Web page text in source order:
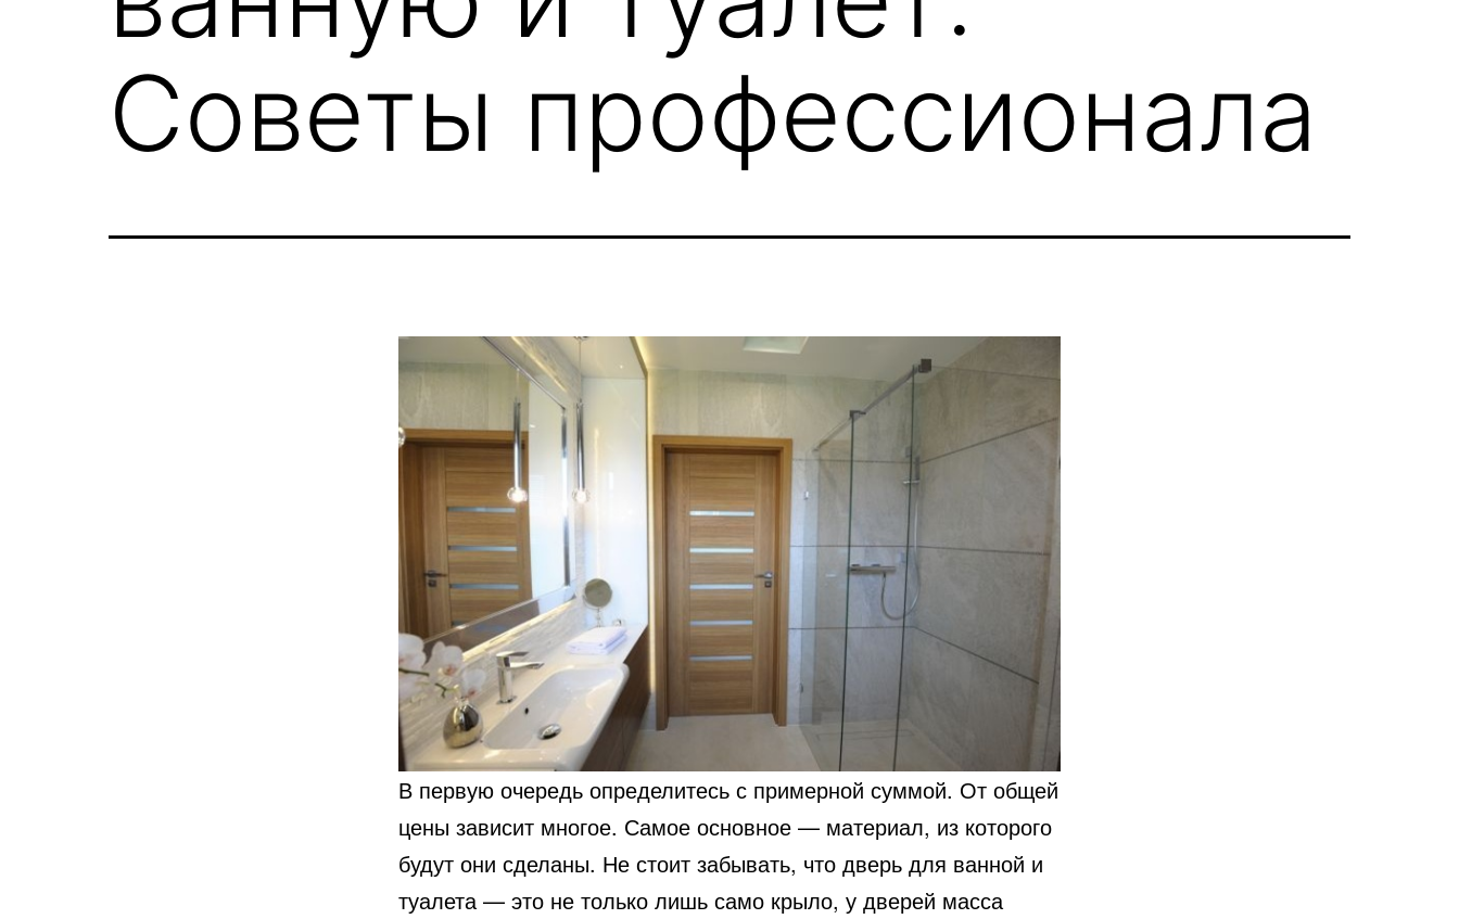
Советы профессионала
В первую очередь определитесь с примерной суммой. От общей
цены зависит многое. Самое основное — материал, из которого
будут они сделаны. Не стоит забывать, что дверь для ванной и
туалета — это не только лишь само крыло, у дверей масса